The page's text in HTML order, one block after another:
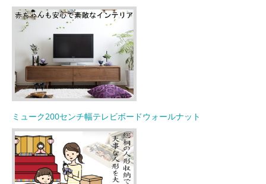
ミューク200センチ幅テレビボードウォールナット